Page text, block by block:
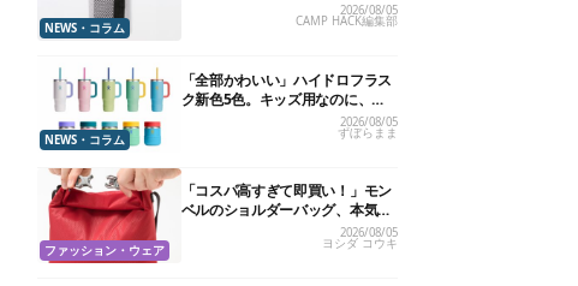
NEWS・コラム
2026/08/05
CAMP HACK編集部
NEWS・コラム
「全部かわいい」ハイドロフラス
ク新色5色。キッズ用なのに、大
2026/08/05
ずぼらまま
ファッション・ウェア
「コスパ高すぎて即買い！」モン
ベルのショルダーバッグ、本気で
2026/08/05
ヨシダ コウキ